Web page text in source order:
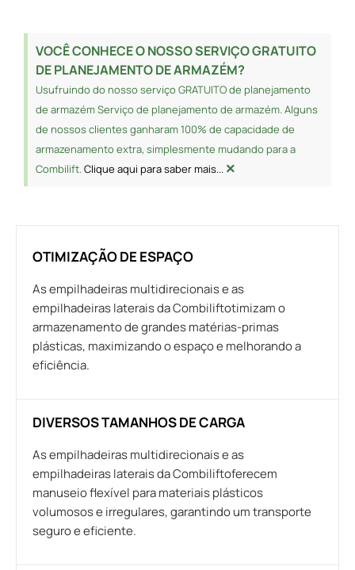
VOCÊ CONHECE O NOSSO SERVIÇO GRATUITO
DE PLANEJAMENTO DE ARMAZÉM?
Usufruindo do nosso serviço GRATUITO de planejamento
de armazém Serviço de planejamento de armazém. Alguns
de nossos clientes ganharam 100% de capacidade de
armazenamento extra, simplesmente mudando para a
Combilift.Clique aqui para saber mais... ×
OTIMIZAÇÃO DE ESPAÇO
As empilhadeiras multidirecionais e as
empilhadeiras laterais da Combiliftotimizam o
armazenamento de grandes matérias-primas
plásticas, maximizando o espaço e melhorando a
eficiência.
DIVERSOS TAMANHOS DE CARGA
As empilhadeiras multidirecionais e as
empilhadeiras laterais da Combiliftoferecem
manuseio flexível para materiais plásticos
volumosos e irregulares, garantindo um transporte
seguro e eficiente.